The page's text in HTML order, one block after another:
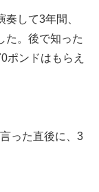
して3年間、
た。後で知った
ポンドはもらえ
った直後に、3